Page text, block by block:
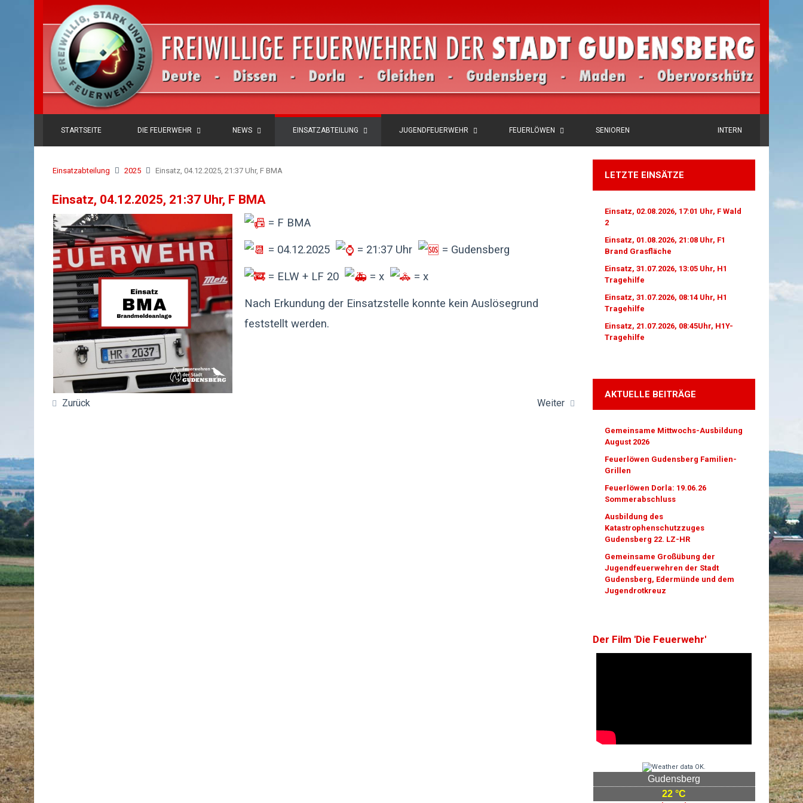
STARTSEITE DIE FEUERWEHR NEWS EINSATZABTEILUNG JUGENDFEUERWEHR FEUERLÖWEN SENIOREN INTERN
Einsatzabteilung 2025 Einsatz, 04.12.2025, 21:37 Uhr, F BMA
Einsatz, 04.12.2025, 21:37 Uhr, F BMA
= F BMA
= 04.12.2025 = 21:37 Uhr = Gudensberg
= ELW + LF 20 = x = x
Nach Erkundung der Einsatzstelle konnte kein Auslösegrund
feststellt werden.
Zurück Weiter
LETZTE EINSÄTZE
Einsatz, 02.08.2026, 17:01 Uhr, F Wald
2
Einsatz, 01.08.2026, 21:08 Uhr, F1
Brand Grasfläche
Einsatz, 31.07.2026, 13:05 Uhr, H1
Tragehilfe
Einsatz, 31.07.2026, 08:14 Uhr, H1
Tragehilfe
Einsatz, 21.07.2026, 08:45Uhr, H1Y-
Tragehilfe
AKTUELLE BEITRÄGE
Gemeinsame Mittwochs-Ausbildung
August 2026
Feuerlöwen Gudensberg Familien-
Grillen
Feuerlöwen Dorla: 19.06.26
Sommerabschluss
Ausbildung des
Katastrophenschutzzuges
Gudensberg 22. LZ-HR
Gemeinsame Großübung der
Jugendfeuerwehren der Stadt
Gudensberg, Edermünde und dem
Jugendrotkreuz
Der Film 'Die Feuerwehr'
Gudensberg
22 °C